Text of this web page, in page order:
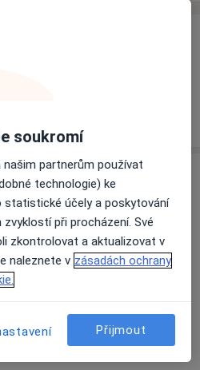
soukromí
partnerům používat
technologie) ke
statistické účely a poskytování
při procházení. Své
zkontrolovat a aktualizovat v
naleznete v zásadách ochrany
Přijmout